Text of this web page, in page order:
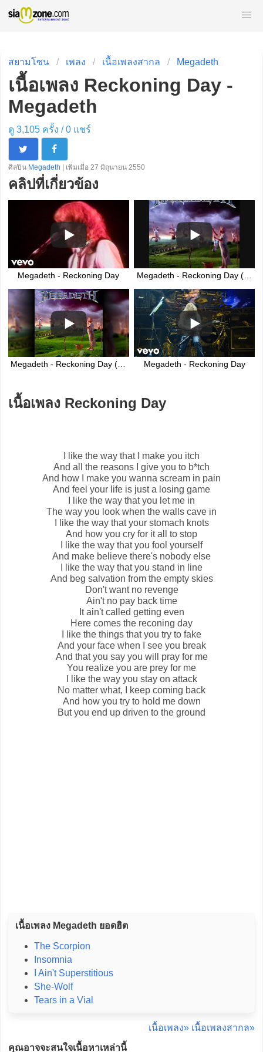
สยามโซน เพลง เนื้อเพลงสากล Megadeth
เนื้อเพลง Reckoning Day -
Megadeth
ดู 3,105 ครั้ง /0แชร์
ศิลปิน Megadeth | เพิ่มเมื่อ 27 มิถุนายน 2550
คลิปที่เกี่ยวข้อง
Megadeth - Reckoning Day Megadeth - Reckoning Day (Original)
Megadeth - Reckoning Day (Remastered 2004) Megadeth - Reckoning Day
เนื้อเพลง Reckoning Day
I like the way that I make you itch
And all the reasons I give you to b*tch
And how I make you wanna scream in pain
And feel your life is just a losing game
I like the way that you let me in
The way you look when the walls cave in
I like the way that your stomach knots
And how you cry for it all to stop
I like the way that you fool yourself
And make believe there's nobody else
I like the way that you stand in line
And beg salvation from the empty skies
Don't want no revenge
Ain't no pay back time
It ain't called getting even
Here comes the reconing day
I like the things that you try to fake
And your face when I see you break
And that you say you will pray for me
You realize you are prey for me
I like the way you stay on attack
No matter what, I keep coming back
And how you try to hold me down
But you end up driven to the ground
เนื้อเพลง Megadeth ยอดฮิต
The Scorpion
Insomnia
I Ain't Superstitious
She-Wolf
Tears in a Vial
เนื้อเพลง» เนื้อเพลงสากล»
คุณอาจจะสนใจเนื้อหาเหล่านี้